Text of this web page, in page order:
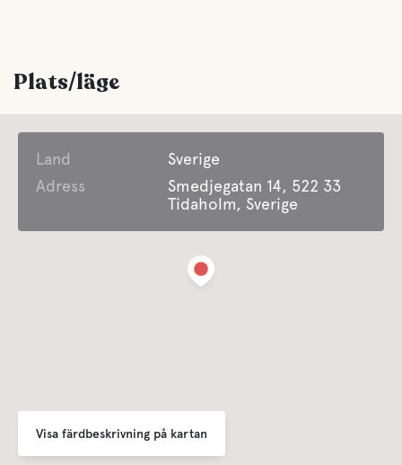
Bekvämligheter
Mat och dryck
Finns i närheten
Husdjursvänligt
Plats/läge
Land
Sverige
Adress
Smedjegatan 14, 522 33
Tidaholm, Sverige
Visa färdbeskrivning på kartan